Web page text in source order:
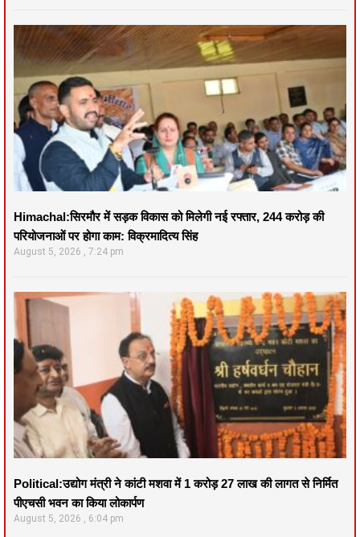
Himachal:सिरमौर में सड़क विकास को मिलेगी नई रफ्तार, 244 करोड़ की
परियोजनाओं पर होगा काम: विक्रमादित्य सिंह
August 5, 2026 7:24 pm
Political:उद्योग मंत्री ने कांटी मशवा में 1 करोड़ 27 लाख की लागत से निर्मित
पीएचसी भवन का किया लोकार्पण
August 5, 2026 6:04 pm